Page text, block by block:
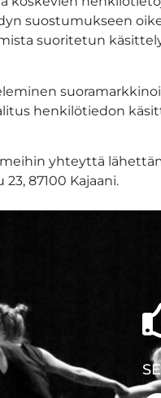
suostumukseen
suoritetun
henkilötiedon
yhteyttä
87100 Kajaani.